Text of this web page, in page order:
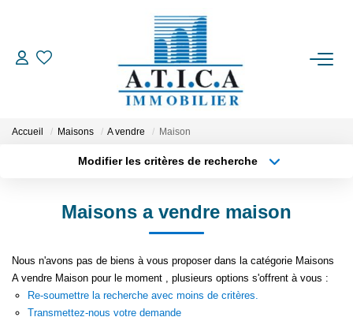
ACCUEIL
VENTES
ESTIMATION
L'AGENCE
CONTACT
Accueil Maisons A vendre Maison
Modifier les critères de recherche
Type de bien
Créer une alerte
Maisons a vendre maison
Nous n'avons pas de biens à vous proposer dans la catégorie Maisons
A vendre Maison pour le moment , plusieurs options s'offrent à vous :
Re-soumettre la recherche avec moins de critères.
Transmettez-nous votre demande